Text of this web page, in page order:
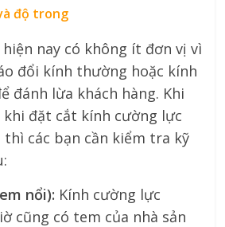
độ trong
nay có không ít đơn vị vì
đổi kính thường hoặc kính
đánh lừa khách hàng. Khi
khi đặt cắt kính cường lực
các bạn cần kiểm tra kỹ
nổi): Kính cường lực
cũng có tem của nhà sản